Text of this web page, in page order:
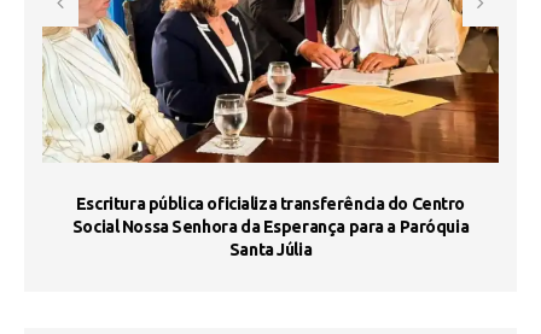
Escritura pública oficializa transferência do Centro
Social Nossa Senhora da Esperança para a Paróquia
Santa Júlia